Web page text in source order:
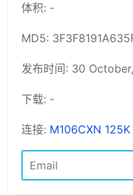
体积: -
MD5:
发布时间: 30
下载: -
连接: M106CXN